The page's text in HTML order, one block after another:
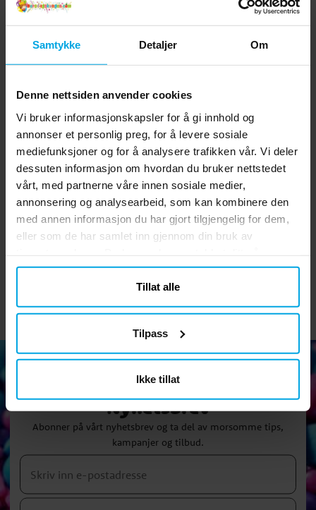
Samtykke Detaljer Om
Denne nettsiden anvender cookies
Vi bruker informasjonskapsler for å gi innhold og
annonser et personlig preg, for å levere sosiale
mediefunksjoner og for å analysere trafikken vår. Vi deler
dessuten informasjon om hvordan du bruker nettstedet
vårt, med partnerne våre innen sosiale medier,
annonsering og analysearbeid, som kan kombinere den
med annen informasjon du har gjort tilgjengelig for dem,
eller som de har samlet inn gjennom din bruk av
helst.
Tillat alle
Tilpass
Ikke tillat
Ravensburger Puslespill
- Super Mario 100
brikker
Pris: kr 149,00
kr 149,00
Minions - Godteposer 6
stk.
Pris :kr 25,00
kr 25,00
Nyhetsbrev
Abonner på vårt nyhetsbrev og ta del av morsomme tips,
kampanjer og tilbud.